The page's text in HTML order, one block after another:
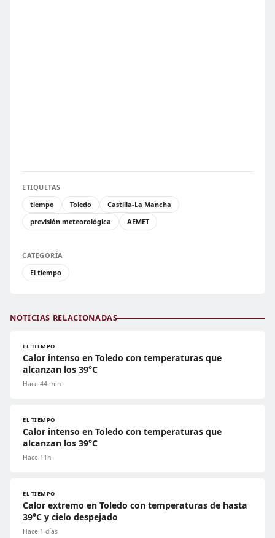
ETIQUETAS
tiempo
Toledo
Castilla-La Mancha
previsión meteorológica
AEMET
CATEGORÍA
El tiempo
NOTICIAS RELACIONADAS
EL TIEMPO
Calor intenso en Toledo con temperaturas que
alcanzan los 39°C
Hace 44 min
EL TIEMPO
Calor intenso en Toledo con temperaturas que
alcanzan los 39°C
Hace 11h
EL TIEMPO
Calor extremo en Toledo con temperaturas de hasta
39°C y cielo despejado
Hace 1 días